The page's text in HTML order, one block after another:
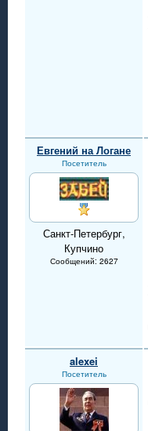
Евгений на Логане
Посетитель
Санкт-Петербург,
Купчино
Сообщений: 2627
alexei
Посетитель